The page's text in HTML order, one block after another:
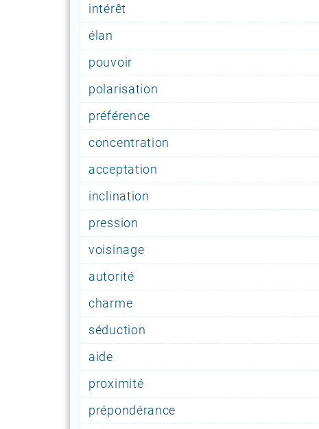
intérêt
élan
pouvoir
polarisation
préférence
concentration
acceptation
inclination
pression
voisinage
autorité
charme
séduction
aide
proximité
prépondérance